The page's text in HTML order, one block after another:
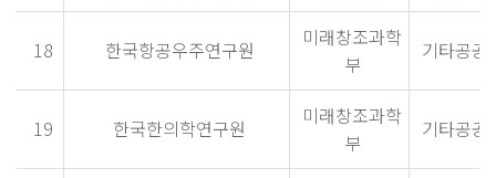
18 한국항공우주연구원
미래창조과학
부
기타공공
19 한국한의학연구원
미래창조과학
부
기타공공